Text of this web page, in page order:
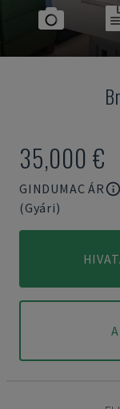
35,000 €
GINDUMAC ÁR
(Gyári)